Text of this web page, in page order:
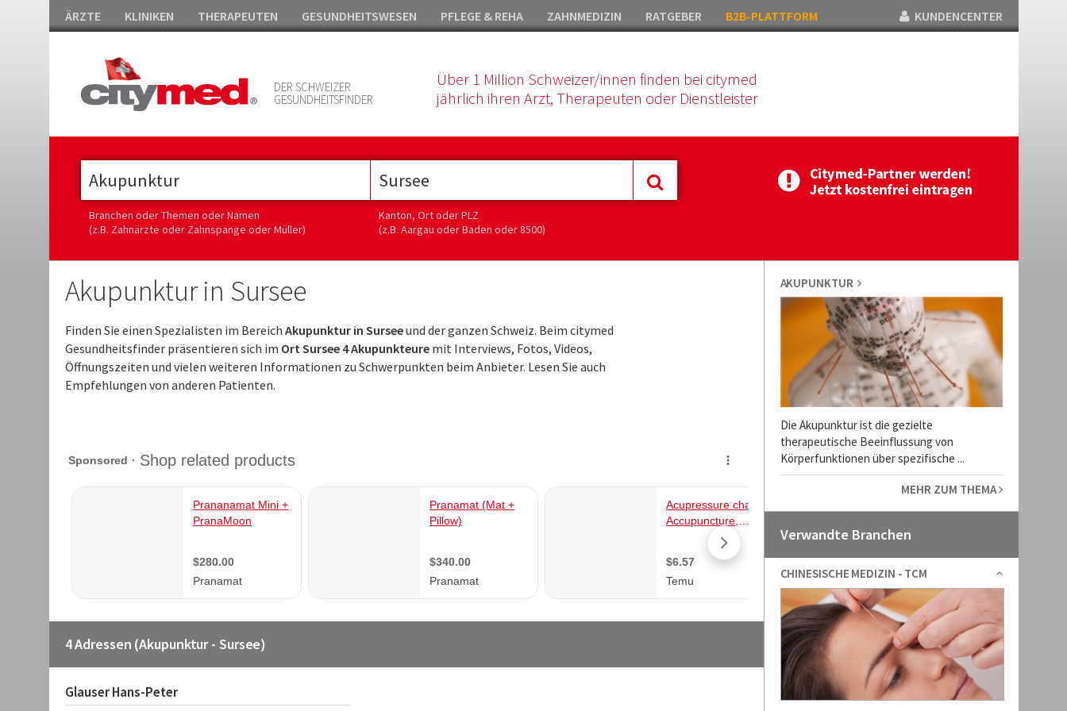
ÄRZTE KLINIKEN THERAPEUTEN GESUNDHEITSWESEN PFLEGE & REHA ZAHNMEDIZIN RATGEBER B2B-PLATTFORM KUNDENCENTER
DER SCHWEIZER
GESUNDHEITSFINDER
Über 1 Million Schweizer/innen finden bei citymed
jährlich ihren Arzt, Therapeuten oder Dienstleister
Branchen oder Themen oder Namen
(z.B. Zahnärzte oder Zahnspange oder Müller)
Kanton, Ort oder PLZ
(z.B. Aargau oder Baden oder 8500)
Akupunktur in Sursee
Finden Sie einen Spezialisten im Bereich Akupunktur in Surseeund der ganzen Schweiz. Beim citymed
Gesundheitsfinder präsentieren sich im Ort Sursee 4 Akupunkteuremit Interviews, Fotos, Videos,
Öffnungszeiten und vielen weiteren Informationen zu Schwerpunkten beim Anbieter. Lesen Sie auch
Empfehlungen von anderen Patienten.
4 Adressen (Akupunktur - Sursee)
Glauser Hans-Peter
AKUPUNKTUR
Die Akupunktur ist die gezielte
therapeutische Beeinflussung von
Körperfunktionen über spezifische ...
MEHR ZUM THEMA
Verwandte Branchen
CHINESISCHE MEDIZIN - TCM